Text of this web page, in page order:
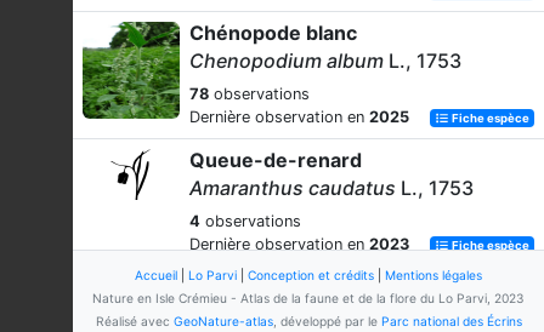
Chénopode blanc
Chenopodium album L., 1753
78 observations
Dernière observation en 2025 Fiche espèce
Queue-de-renard
Amaranthus caudatus L., 1753
4 observations
Dernière observation en 2023 Fiche espèce
Oxybaside des villes
Oxybasis urbica(L.) S.Fuentes,
Accueil Lo Parvi Conception et crédits
Mentions légales
Nature en Isle Crémieu - Atlas de la faune et de la flore du Lo Parvi, 2023
Réalisé avec GeoNature-atlas, développé par le Parc national des Écrins